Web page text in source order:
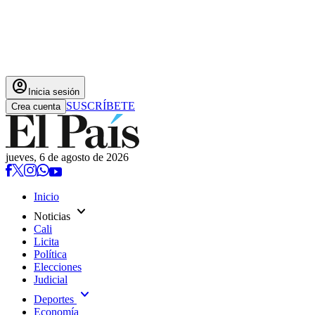
account_circle Inicia sesión
Crea cuenta SUSCRÍBETE
jueves, 6 de agosto de 2026
Inicio
Noticias expand_more
Cali
Licita
Política
Elecciones
Judicial
Deportes expand_more
Economía